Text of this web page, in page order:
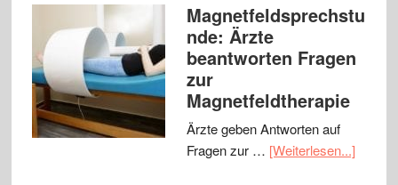
Magnetfeldsprechstu
nde: Ärzte
beantworten Fragen
zur
Magnetfeldtherapie
Ärzte geben Antworten auf
Fragen zur … [Weiterlesen...]